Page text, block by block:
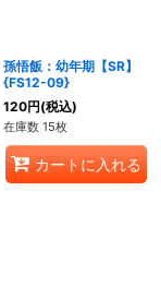
孫悟飯：幼年期【SR】
{FS12-09}
120円(税込)
在庫数 15枚
カートに入れる